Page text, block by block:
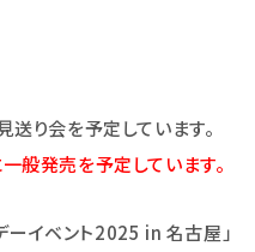
り会を予定しています。
般発売を予定しています。
ーイベント2025 in 名古屋」